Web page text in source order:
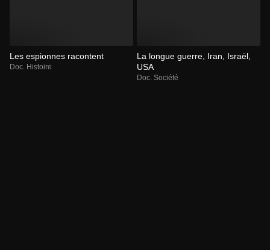
Les espionnes racontent
Doc. Histoire
La longue guerre, Iran, Israël,
USA
Doc. Société